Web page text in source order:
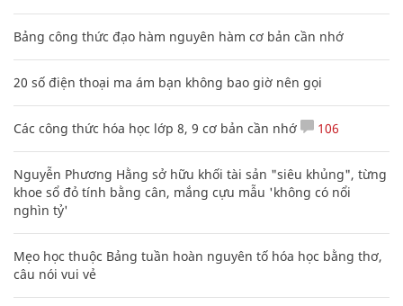
Bảng công thức đạo hàm nguyên hàm cơ bản cần nhớ
20 số điện thoại ma ám bạn không bao giờ nên gọi
Các công thức hóa học lớp 8, 9 cơ bản cần nhớ 106
Nguyễn Phương Hằng sở hữu khối tài sản "siêu khủng", từng
khoe sổ đỏ tính bằng cân, mắng cựu mẫu 'không có nổi
nghìn tỷ'
Mẹo học thuộc Bảng tuần hoàn nguyên tố hóa học bằng thơ,
câu nói vui vẻ